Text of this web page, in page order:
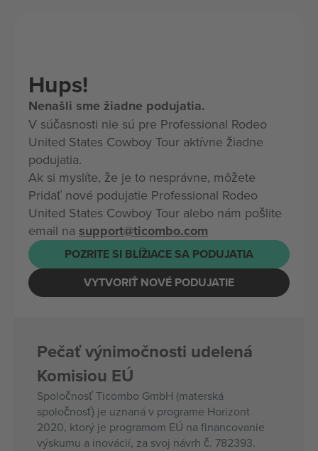
Hups!
Nenašli sme žiadne podujatia.
V súčasnosti nie sú pre Professional Rodeo
United States Cowboy Tour aktívne žiadne
podujatia.
Ak si myslíte, že je to nesprávne, môžete
Pridať nové podujatie Professional Rodeo
United States Cowboy Tour alebo nám pošlite
email na support@ticombo.com
POZRITE SI BLÍŽIACE SA PODUJATIA
VYTVORIŤ NOVÉ PODUJATIE
Pečať výnimočnosti udelená
Komisiou EÚ
Spoločnosť Ticombo GmbH (materská
spoločnosť) je uznaná v programe Horizont
2020, ktorý je programom EÚ na financovanie
výskumu a inovácií, za svoj návrh č. 782393.